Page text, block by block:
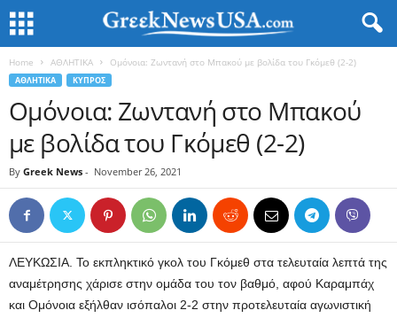
Home ΑΘΛΗΤΙΚΑ Ομόνοια: Ζωντανή στο Μπακού με βολίδα του Γκόμεθ (2-2)
ΑΘΛΗΤΙΚΑ ΚΥΠΡΟΣ
Ομόνοια: Ζωντανή στο Μπακού
με βολίδα του Γκόμεθ (2-2)
By Greek News - November 26, 2021
ΛΕΥΚΩΣΙΑ. Το εκπληκτικό γκολ του Γκόμεθ στα τελευταία λεπτά της
αναμέτρησης χάρισε στην ομάδα του τον βαθμό, αφού Καραμπάχ
και Ομόνοια εξήλθαν ισόπαλοι 2-2 στην προτελευταία αγωνιστική